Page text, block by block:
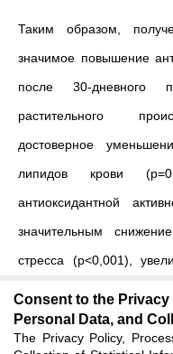
Таким образом,
значимое повышение
после 30-дневного
растительного
достоверное
липидов крови
антиоксидантной
значительным
стресса (р<0,001),
метаболизма в 1,7-14
у всех исследуемых
Consent to the
Personal Data, and
The Privacy Policy,